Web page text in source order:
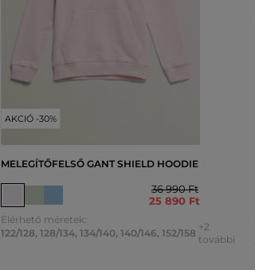
AKCIÓ -30%
MELEGÍTŐFELSŐ GANT SHIELD HOODIE
36 990 Ft
25 890 Ft
Elérhető méretek:
122/128, 128/134, 134/140, 140/146, 152/158
+2
további